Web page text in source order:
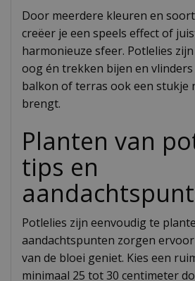
Door meerdere kleuren en
creëer je een speels effect of
harmonieuze sfeer. Potlelies
oog én trekken bijen en
balkon of terras ook een stukje
brengt.
Planten van
tips en
Potlelies zijn eenvoudig te
aandachtspunten zorgen
van de bloei geniet. Kies een
minimaal 25 tot 30 centimeter